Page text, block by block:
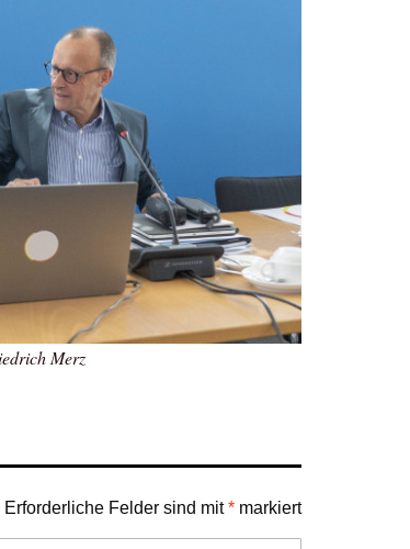
Merz
Erforderliche Felder sind mit* markiert